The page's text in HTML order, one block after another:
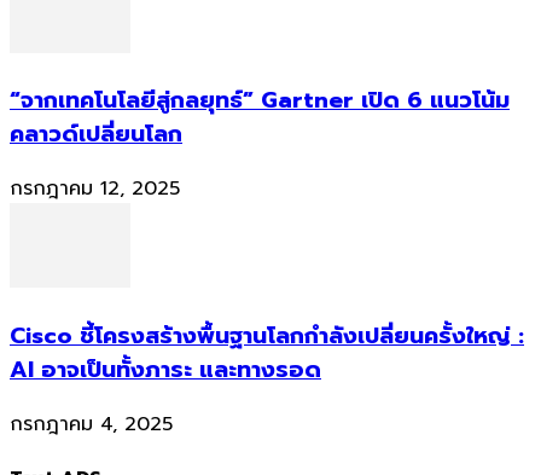
“จากเทคโนโลยีสู่กลยุทธ์” Gartner เปิด 6 แนวโน้ม
คลาวด์เปลี่ยนโลก
กรกฎาคม 12, 2025
Cisco ชี้โครงสร้างพื้นฐานโลกกำลังเปลี่ยนครั้งใหญ่ :
AI อาจเป็นทั้งภาระ และทางรอด
กรกฎาคม 4, 2025